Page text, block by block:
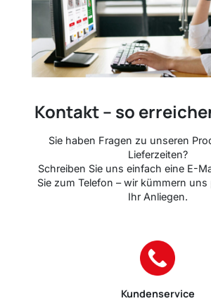
Kontakt – so
Sie haben Fragen zu unseren
Lieferzeiten?
Schreiben Sie uns einfach eine E-
Sie zum Telefon – wir kümmern
Ihr Anliegen.
Kundenservice